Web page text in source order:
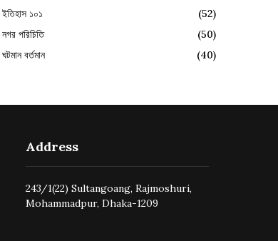
ইতিহাস ১০১
(52)
নগর পরিচিতি
(50)
ঘটমান বর্তমান
(40)
Address
243/1(22) Sultangoang, Rajmoshuri,
Mohammadpur, Dhaka-1209